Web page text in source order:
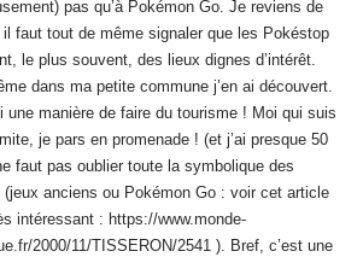
intéressant :https://www.monde-
2000/11/TISSERON/2541). Bref, c’est une
goût et d’expérience. On aime ou pas, c’est
Ton article est tout à fait courtois, mais une
de gens commencent à me gonfler,
sur Facebook ; ceux qui en résumé compare
Pokémon Go à des gens QI = O. C’est
Perez